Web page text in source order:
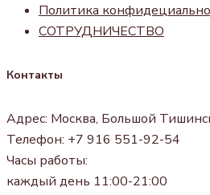
Политика
СОТРУДНИЧЕСТВО
Контакты
Адрес: Москва, Большой
Телефон: +7 916 551-92-54
Часы работы:
каждый день 11:00-21:00